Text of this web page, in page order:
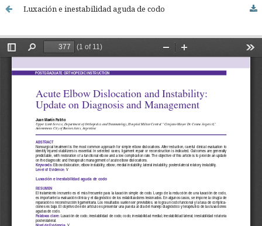
Luxación e inestabilidad aguda de codo